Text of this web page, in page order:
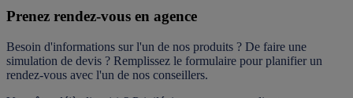
Prenez rendez-vous en agence
Besoin d'informations sur l'un de nos produits ? De faire une
simulation de devis ? Remplissez le formulaire pour planifier un
rendez-vous avec l'un de nos conseillers.